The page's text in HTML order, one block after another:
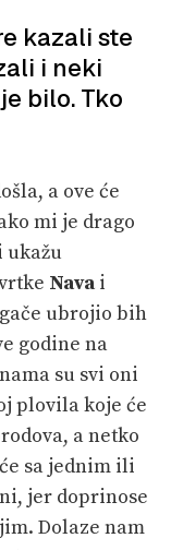
kazali ste
i neki
bilo. Tko
a ove će
mi je drago
Nava i
ubrojio bih
godine na
su svi oni
plovila koje će
a netko
sa jednim ili
jer doprinose
Dolaze nam